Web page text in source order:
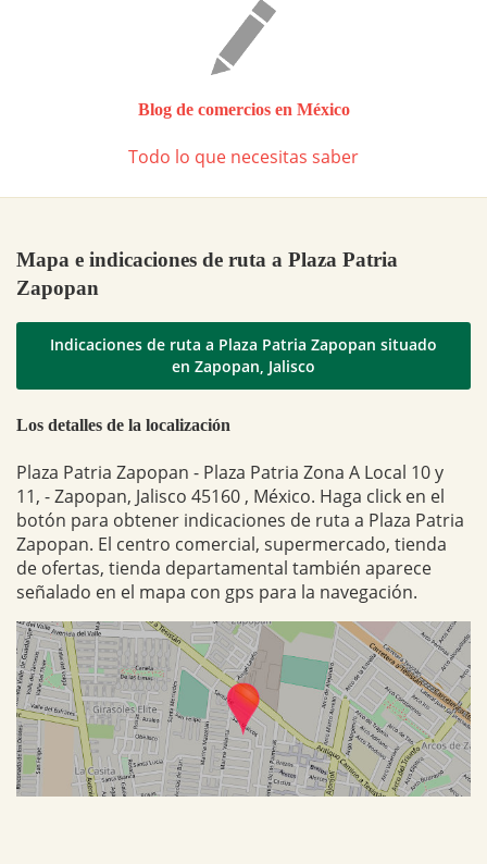
Blog de comercios en México
Todo lo que necesitas saber
Mapa e indicaciones de ruta a Plaza Patria
Zapopan
Indicaciones de ruta a Plaza Patria Zapopan situado
en Zapopan, Jalisco
Los detalles de la localización
Plaza Patria Zapopan - Plaza Patria Zona A Local 10 y
11, - Zapopan, Jalisco 45160 , México. Haga click en el
botón para obtener indicaciones de ruta a Plaza Patria
Zapopan. El centro comercial, supermercado, tienda
de ofertas, tienda departamental también aparece
señalado en el mapa con gps para la navegación.